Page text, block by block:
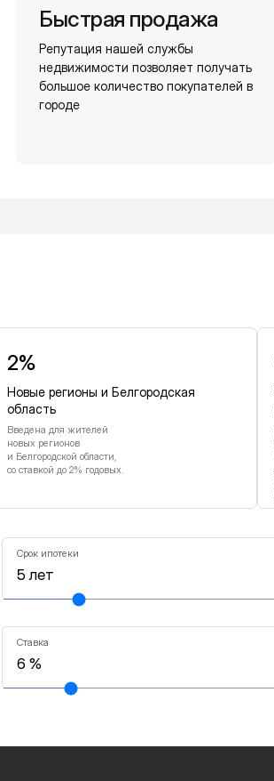
Быстрая продажа
Репутация нашей службы
недвижимости позволяет получать
большое количество покупателей в
городе
2%
Новые регионы и Белгородская
область
Введена для жителей
новых регионов
и Белгородской области,
со ставкой до 2% годовых.
Срок ипотеки
Ставка